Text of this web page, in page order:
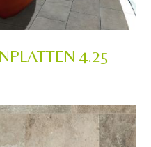
4.25